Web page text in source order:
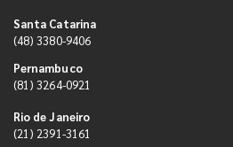
Santa Catarina
(48) 3380-9406
Pernambuco
(81) 3264-0921
Rio de Janeiro
(21) 2391-3161